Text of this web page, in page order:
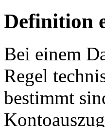
Definition
Bei einem
Regel
bestimmt